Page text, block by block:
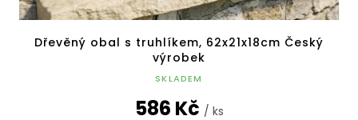
Dřevěný obal s truhlíkem, 62x21x18cm Český
výrobek
SKLADEM
586 Kč / ks